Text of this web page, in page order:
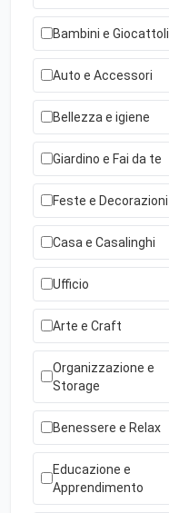
Bambini e Giocattoli
Auto e Accessori
Bellezza e igiene
Giardino e Fai da te
Feste e Decorazioni
Casa e Casalinghi
Ufficio
Arte e Craft
Organizzazione e
Storage
Benessere e Relax
Educazione e
Apprendimento